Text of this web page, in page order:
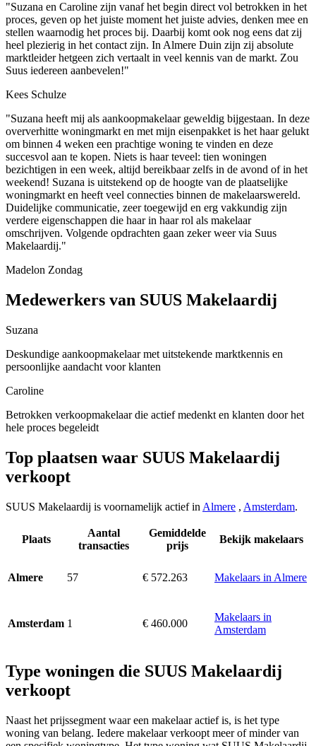
"Suzana en Caroline zijn vanaf het begin direct vol betrokken in het
proces, geven op het juiste moment het juiste advies, denken mee en
stellen waarnodig het proces bij. Daarbij komt ook nog eens dat zij
heel plezierig in het contact zijn. In Almere Duin zijn zij absolute
marktleider hetgeen zich vertaalt in veel kennis van de markt. Zou
Suus iedereen aanbevelen!"
Kees Schulze
"Suzana heeft mij als aankoopmakelaar geweldig bijgestaan. In deze
oververhitte woningmarkt en met mijn eisenpakket is het haar gelukt
om binnen 4 weken een prachtige woning te vinden en deze
succesvol aan te kopen. Niets is haar teveel: tien woningen
bezichtigen in een week, altijd bereikbaar zelfs in de avond of in het
weekend! Suzana is uitstekend op de hoogte van de plaatselijke
woningmarkt en heeft veel connecties binnen de makelaarswereld.
Duidelijke communicatie, zeer toegewijd en erg vakkundig zijn
verdere eigenschappen die haar in haar rol als makelaar
omschrijven. Volgende opdrachten gaan zeker weer via Suus
Makelaardij."
Madelon Zondag
Medewerkers van SUUS Makelaardij
Suzana
Deskundige aankoopmakelaar met uitstekende marktkennis en
persoonlijke aandacht voor klanten
Caroline
Betrokken verkoopmakelaar die actief medenkt en klanten door het
hele proces begeleidt
Top plaatsen waar SUUS Makelaardij
verkoopt
SUUS Makelaardij is voornamelijk actief in Almere , Amsterdam.
Plaats
Aantal
transacties
Gemiddelde
prijs
Bekijk makelaars
Almere 57 € 572.263 Makelaars in Almere
Amsterdam 1 € 460.000
Makelaars in
Amsterdam
Type woningen die SUUS Makelaardij
verkoopt
Naast het prijssegment waar een makelaar actief is, is het type
woning van belang. Iedere makelaar verkoopt meer of minder van